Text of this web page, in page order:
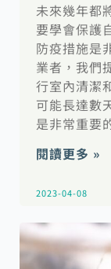
未來幾年都
要學會保護
防疫措施是
業者，我們
行室內清潔
可能長達數
是非常重要
閱讀更多 »
2023-04-08